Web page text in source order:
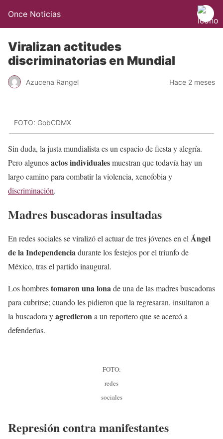
Once Noticias
Viralizan actitudes
discriminatorias en Mundial
Azucena Rangel Hace 2 meses
FOTO: GobCDMX
Sin duda, la justa mundialista es un espacio de fiesta y alegría.
Pero algunosactos individualesmuestran que todavía hay un
largo camino para combatir la violencia, xenofobia y
discriminación.
Madres buscadoras insultadas
En redes sociales se viralizó el actuar de tres jóvenes en el Ángel
de la Independencia durante los festejos por el triunfo de
México, tras el partido inaugural.
Los hombrestomaron una lona de una de las madres buscadoras
para cubrirse; cuando les pidieron que la regresaran, insultaron a
la buscadora yagredieron a un reportero que se acercó a
defenderlas.
FOTO:
redes
sociales
Represión contra manifestantes